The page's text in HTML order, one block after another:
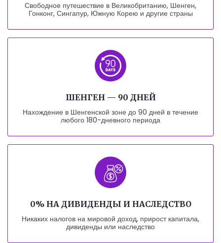
Свободное путешествие в Великобританию, Шенген,
Гонконг, Сингапур, Южную Корею и другие страны
ШЕНГЕН — 90 ДНЕЙ
Нахождение в Шенгенской зоне до 90 дней в течение
любого 180-дневного периода
0% НА ДИВИДЕНДЫ И НАСЛЕДСТВО
Никаких налогов на мировой доход, прирост капитала,
дивиденды или наследство